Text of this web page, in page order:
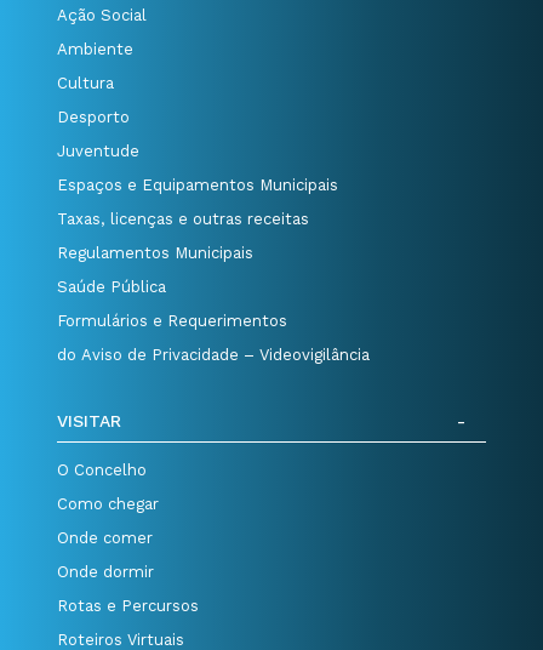
Ação Social
Ambiente
Cultura
Desporto
Juventude
Espaços e Equipamentos Municipais
Taxas, licenças e outras receitas
Regulamentos Municipais
Saúde Pública
Formulários e Requerimentos
do Aviso de Privacidade – Videovigilância
VISITAR
O Concelho
Como chegar
Onde comer
Onde dormir
Rotas e Percursos
Roteiros Virtuais